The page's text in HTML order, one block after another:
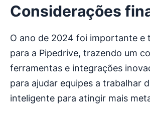
Considerações
O ano de 2024 foi importante e
para a Pipedrive, trazendo um
ferramentas e integrações
para ajudar equipes a trabalhar
inteligente para atingir mais